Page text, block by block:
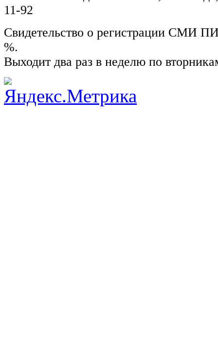
11-92
Свидетельство о регистрации СМИ
%.
Выходит два раз в неделю по